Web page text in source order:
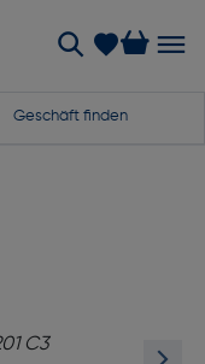
Geschäft finden